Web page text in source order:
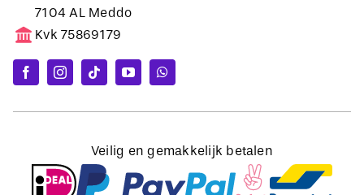
7104 AL Meddo
Kvk 75869179
Veilig en gemakkelijk betalen